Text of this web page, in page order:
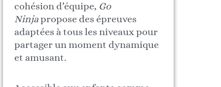
cohésion d’équipe, Go
Ninjapropose des épreuves
adaptées à tous les niveaux pour
partager un moment dynamique
et amusant.